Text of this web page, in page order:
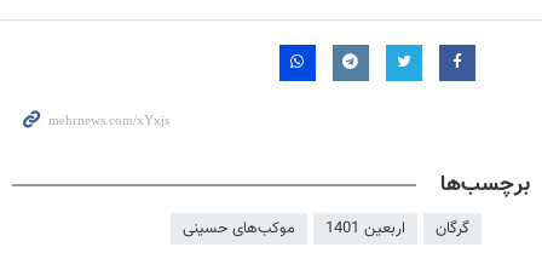
برچسب‌ها
گرگان اربعین 1401 موکب‌های حسینی